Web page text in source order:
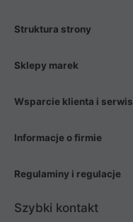
Struktura strony
Sklepy marek
Wsparcie klienta i serwis
Informacje o firmie
Regulaminy i regulacje
Szybki kontakt